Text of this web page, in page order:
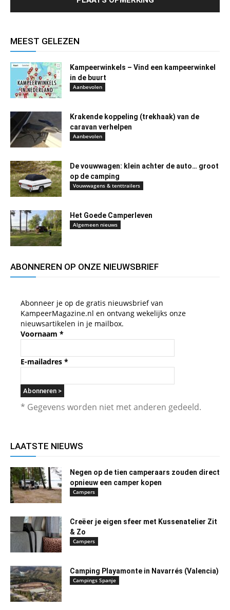
MEEST GELEZEN
Kampeerwinkels – Vind een kampeerwinkel
in de buurt
Aanbevolen
Krakende koppeling (trekhaak) van de
caravan verhelpen
Aanbevolen
De vouwwagen: klein achter de auto… groot
op de camping
Vouwwagens & tenttrailers
Het Goede Camperleven
Algemeen nieuws
ABONNEREN OP ONZE NIEUWSBRIEF
Abonneer je op de gratis nieuwsbrief van
KampeerMagazine.nl en ontvang wekelijks onze
nieuwsartikelen in je mailbox.
Voornaam *
E-mailadres *
* Gegevens worden niet met anderen gedeeld.
LAATSTE NIEUWS
Negen op de tien camperaars zouden direct
opnieuw een camper kopen
Campers
Creëer je eigen sfeer met Kussenatelier Zit
& Zo
Campers
Camping Playamonte in Navarrés (Valencia)
Campings Spanje